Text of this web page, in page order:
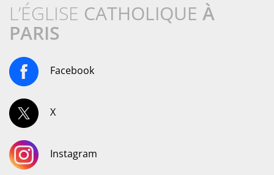
L’ÉGLISE CATHOLIQUE À
PARIS
Facebook
X
Instagram